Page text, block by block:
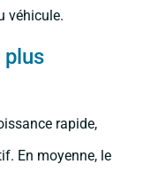
véhicule.
plus
rapide,
En moyenne, le